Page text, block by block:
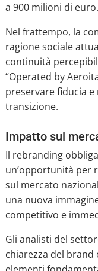
a 900 milioni di euro.
Nel frattempo, la
ragione sociale
continuità
“Operated by
preservare fiducia
transizione.
Impatto sul
Il rebranding
un’opportunità per
sul mercato
una nuova
competitivo e
Gli analisti del
chiarezza del